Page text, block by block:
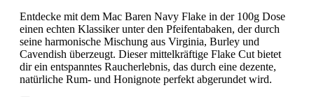
Entdecke mit dem Mac Baren Navy Flake in der 100g Dose
einen echten Klassiker unter den Pfeifentabaken, der durch
seine harmonische Mischung aus Virginia, Burley und
Cavendish überzeugt. Dieser mittelkräftige Flake Cut bietet
dir ein entspanntes Raucherlebnis, das durch eine dezente,
natürliche Rum- und Honignote perfekt abgerundet wird.